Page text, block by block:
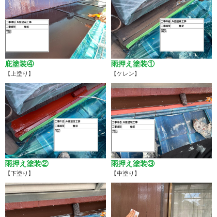
庇塗装④
【上塗り】
雨押え塗装①
【ケレン】
雨押え塗装②
【下塗り】
雨押え塗装③
【中塗り】